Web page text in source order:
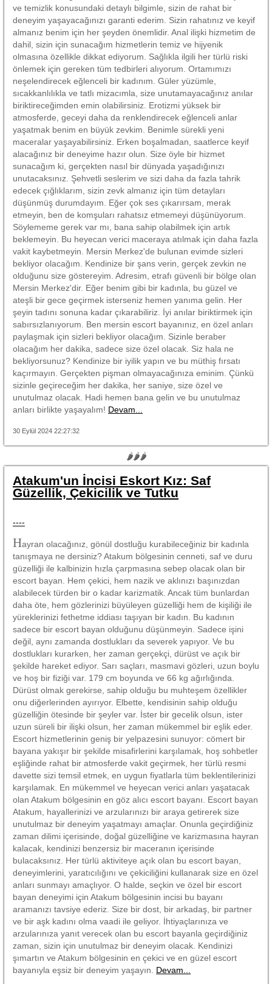
ve temizlik konusundaki detaylı bilgimle, sizin de rahat bir
deneyim yaşayacağınızı garanti ederim. Sizin rahatınız ve keyif
almanız benim için her şeyden önemlidir. Anal ilişki hizmetim de
dahil, sizin için sunacağım hizmetlerin temiz ve hijyenik
olmasına özellikle dikkat ediyorum. Sağlıkla ilgili her türlü riski
önlemek için gereken tüm tedbirleri alıyorum. Ortamımızı
neşelendirecek eğlenceli bir kadınım. Güler yüzümle,
sıcakkanlılıkla ve tatlı mizacımla, size unutamayacağınız anılar
biriktireceğimden emin olabilirsiniz. Erotizmi yüksek bir
atmosferde, geceyi daha da renklendirecek eğlenceli anlar
yaşatmak benim en büyük zevkim. Benimle sürekli yeni
maceralar yaşayabilirsiniz. Erken boşalmadan, saatlerce keyif
alacağınız bir deneyime hazır olun. Size öyle bir hizmet
sunacağım ki, gerçekten nasıl bir dünyada yaşadığınızı
unutacaksınız. Şehvetli seslerim ve sizi daha da fazla tahrik
edecek çığlıklarım, sizin zevk almanız için tüm detayları
düşünmüş durumdayım. Eğer çok ses çıkarırsam, merak
etmeyin, ben de komşuları rahatsız etmemeyi düşünüyorum.
Söylememe gerek var mı, bana sahip olabilmek için artık
beklemeyin. Bu heyecan verici maceraya atılmak için daha fazla
vakit kaybetmeyin. Mersin Merkez'de bulunan evimde sizleri
bekliyor olacağım. Kendinize bir şans verin, gerçek zevkin ne
olduğunu size göstereyim. Adresim, etrafı güvenli bir bölge olan
Mersin Merkez'dir. Eğer benim gibi bir kadınla, bu güzel ve
ateşli bir gece geçirmek isterseniz hemen yanıma gelin. Her
şeyin tadını sonuna kadar çıkarabiliriz. İyi anılar biriktirmek için
sabırsızlanıyorum. Ben mersin escort bayanınız, en özel anları
paylaşmak için sizleri bekliyor olacağım. Sizinle beraber
olacağım her dakika, sadece size özel olacak. Siz hala ne
bekliyorsunuz? Kendinize bir iyilik yapın ve bu müthiş fırsatı
kaçırmayın. Gerçekten pişman olmayacağınıza eminim. Çünkü
sizinle geçireceğim her dakika, her saniye, size özel ve
unutulmaz olacak. Hadi hemen bana gelin ve bu unutulmaz
anları birlikte yaşayalım! Devam...
30 Eylül 2024 22:27:32
🌶🌶🌶
Atakum'un İncisi Eskort Kız: Saf
Güzellik, Çekicilik ve Tutku
----
Hayran olacağınız, gönül dostluğu kurabileceğiniz bir kadınla
tanışmaya ne dersiniz? Atakum bölgesinin cenneti, saf ve duru
güzelliği ile kalbinizin hızla çarpmasına sebep olacak olan bir
escort bayan. Hem çekici, hem nazik ve aklınızı başınızdan
alabilecek türden bir o kadar karizmatik. Ancak tüm bunlardan
daha öte, hem gözlerinizi büyüleyen güzelliği hem de kişiliği ile
yüreklerinizi fethetme iddiası taşıyan bir kadın. Bu kadının
sadece bir escort bayan olduğunu düşünmeyin. Sadece işini
değil, aynı zamanda dostlukları da severek yapıyor. Ve bu
dostlukları kurarken, her zaman gerçekçi, dürüst ve açık bir
şekilde hareket ediyor. Sarı saçları, masmavi gözleri, uzun boylu
ve hoş bir fiziği var. 179 cm boyunda ve 66 kg ağırlığında.
Dürüst olmak gerekirse, sahip olduğu bu muhteşem özellikler
onu diğerlerinden ayırıyor. Elbette, kendisinin sahip olduğu
güzelliğin ötesinde bir şeyler var. İster bir gecelik olsun, ister
uzun süreli bir ilişki olsun, her zaman mükemmel bir eşlik eder.
Escort hizmetlerinin geniş bir yelpazesini sunuyor: cömert bir
bayana yakışır bir şekilde misafirlerini karşılamak, hoş sohbetler
eşliğinde rahat bir atmosferde vakit geçirmek, her türlü resmi
davette sizi temsil etmek, en uygun fiyatlarla tüm beklentilerinizi
karşılamak. En mükemmel ve heyecan verici anları yaşatacak
olan Atakum bölgesinin en göz alıcı escort bayanı. Escort bayan
Atakum, hayallerinizi ve arzularınızı bir araya getirerek size
unutulmaz bir deneyim yaşatmayı amaçlar. Onunla geçirdiğiniz
zaman dilimi içerisinde, doğal güzelliğine ve karizmasına hayran
kalacak, kendinizi benzersiz bir maceranın içerisinde
bulacaksınız. Her türlü aktiviteye açık olan bu escort bayan,
deneyimlerini, yaratıcılığını ve çekiciliğini kullanarak size en özel
anları sunmayı amaçlıyor. O halde, seçkin ve özel bir escort
bayan deneyimi için Atakum bölgesinin incisi bu bayanı
aramanızı tavsiye ederiz. Size bir dost, bir arkadaş, bir partner
ve bir aşk kadını olma vaadi ile geliyor. İhtiyaçlarınıza ve
arzularınıza yanıt verecek olan bu escort bayanla geçirdiğiniz
zaman, sizin için unutulmaz bir deneyim olacak. Kendinizi
şımartın ve Atakum bölgesinin en çekici ve en güzel escort
bayanıyla eşsiz bir deneyim yaşayın. Devam...